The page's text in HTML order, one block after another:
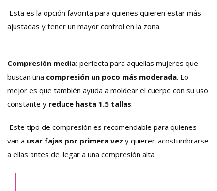
Esta es la opción favorita para quienes quieren estar más
ajustadas y tener un mayor control en la zona.
Compresión media: perfecta para aquellas mujeres que
buscan una compresión un poco más moderada. Lo
mejor es que también ayuda a moldear el cuerpo con su uso
constante y reduce hasta 1.5 tallas.
Este tipo de compresión es recomendable para quienes
van a usar fajas por primera vez y quieren acostumbrarse
a ellas antes de llegar a una compresión alta.